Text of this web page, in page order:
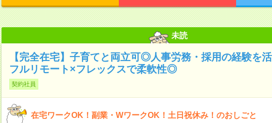
未読
【完全在宅】子育てと両立可◎人事労務・採用の経験を
フルリモート×フレックスで柔軟性◎
契約社員
在宅ワークOK！副業・WワークOK！土日祝休み！のおしごと